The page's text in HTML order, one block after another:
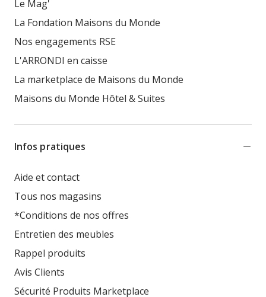
Le Mag'
La Fondation Maisons du Monde
Nos engagements RSE
L'ARRONDI en caisse
La marketplace de Maisons du Monde
Maisons du Monde Hôtel & Suites
Infos pratiques
Aide et contact
Tous nos magasins
*Conditions de nos offres
Entretien des meubles
Rappel produits
Avis Clients
Sécurité Produits Marketplace